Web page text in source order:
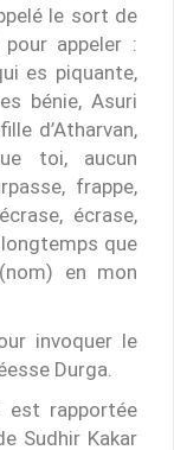
le sort de
appeler :
es piquante,
bénie, Asuri
d’Atharvan,
toi, aucun
frappe,
écrase,
que
en mon
invoquer le
Durga.
est rapportée
Sudhir Kakar